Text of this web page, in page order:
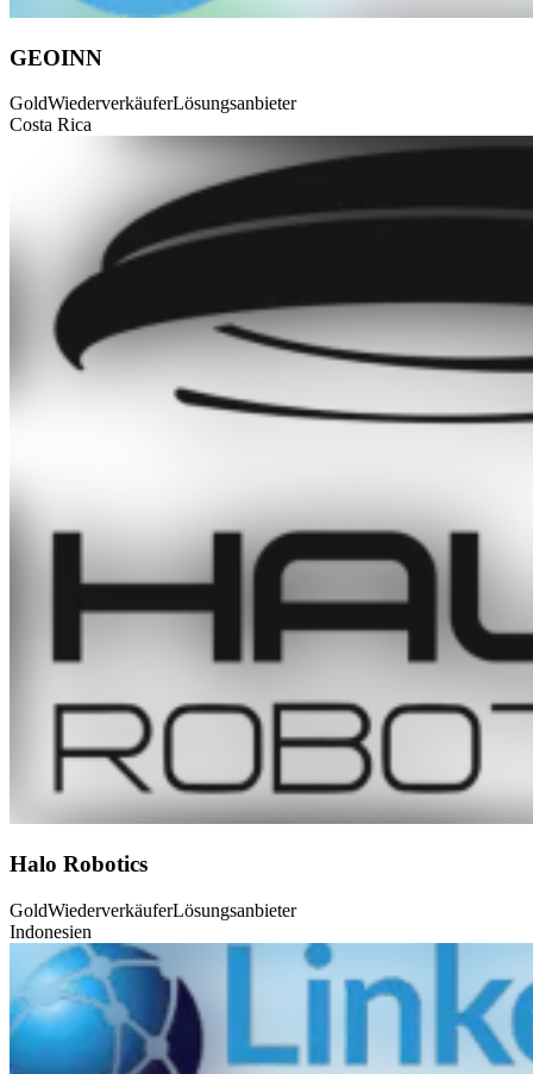
GEOINN
GoldWiederverkäuferLösungsanbieter
Costa Rica
Halo Robotics
GoldWiederverkäuferLösungsanbieter
Indonesien